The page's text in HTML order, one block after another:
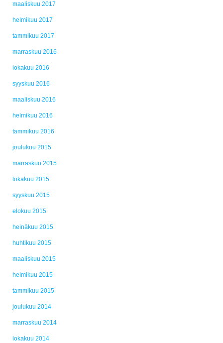
maaliskuu 2017
helmikuu 2017
tammikuu 2017
marraskuu 2016
lokakuu 2016
syyskuu 2016
maaliskuu 2016
helmikuu 2016
tammikuu 2016
joulukuu 2015
marraskuu 2015
lokakuu 2015
syyskuu 2015
elokuu 2015
heinäkuu 2015
huhtikuu 2015
maaliskuu 2015
helmikuu 2015
tammikuu 2015
joulukuu 2014
marraskuu 2014
lokakuu 2014